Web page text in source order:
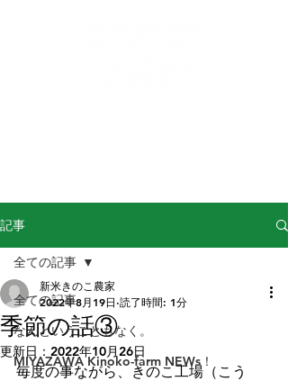
記事
全ての記事
なんということもなく。
MIYAZAWA Kinoko-farm NEWs！
全ての記事
季節の話③
新米きのこ農家
2022年8月19日 読了時間: 1分
更新日： 2022年10月26日
毎度の事ながら、きのこ工場（こう